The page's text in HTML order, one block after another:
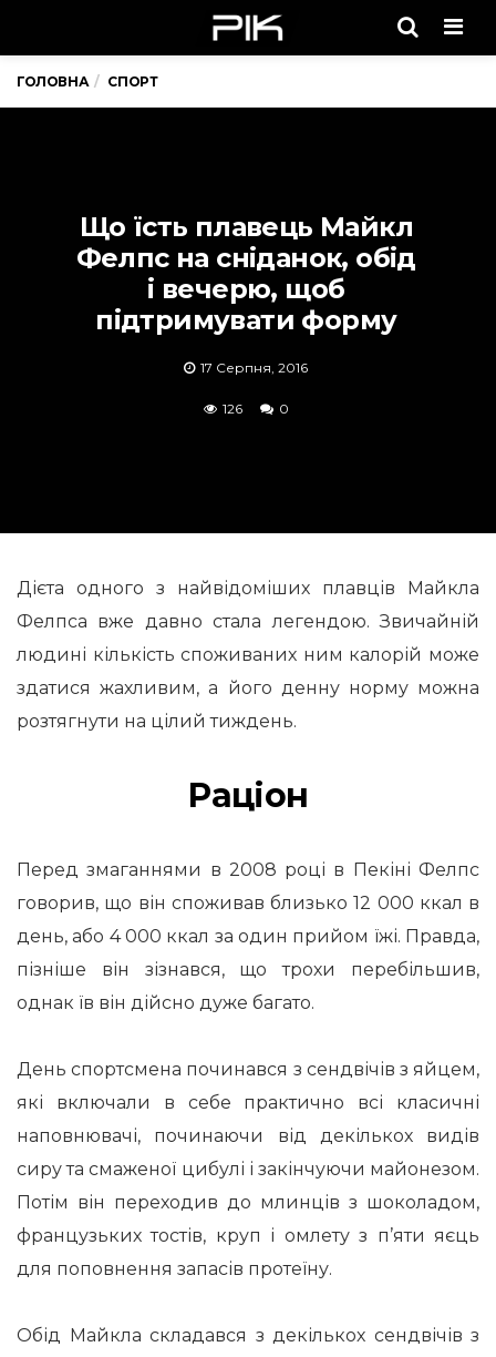
ГОЛОВНА СПОРТ
Що їсть плавець Майкл
Фелпс на сніданок, обід
і вечерю, щоб
підтримувати форму
17 Серпня, 2016
126 0
Дієта одного з найвідоміших плавців Майкла
Фелпса вже давно стала легендою. Звичайній
людині кількість споживаних ним калорій може
здатися жахливим, а його денну норму можна
розтягнути на цілий тиждень.
Раціон
Перед змаганнями в 2008 році в Пекіні Фелпс
говорив, що він споживав близько 12 000 ккал в
день, або 4 000 ккал за один прийом їжі. Правда,
пізніше він зізнався, що трохи перебільшив,
однак їв він дійсно дуже багато.
День спортсмена починався з сендвічів з яйцем,
які включали в себе практично всі класичні
наповнювачі, починаючи від декількох видів
сиру та смаженої цибулі і закінчуючи майонезом.
Потім він переходив до млинців з шоколадом,
французьких тостів, круп і омлету з п’яти яєць
для поповнення запасів протеїну.
Обід Майкла складався з декількох сендвічів з